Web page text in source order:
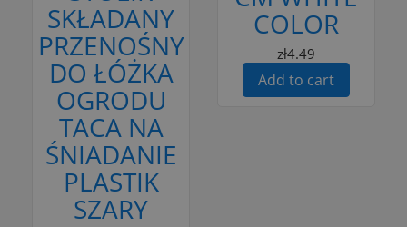
SKŁADANY
PRZENOŚNY
DO ŁÓŻKA
OGRODU
TACA NA
ŚNIADANIE
PLASTIK
SZARY
COLOR
zł4.49
Add to cart